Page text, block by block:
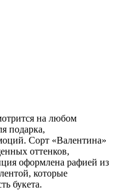
на любом
подарка,
Сорт «Валентина»
оттенков,
оформлена рафией из
которые
букета.